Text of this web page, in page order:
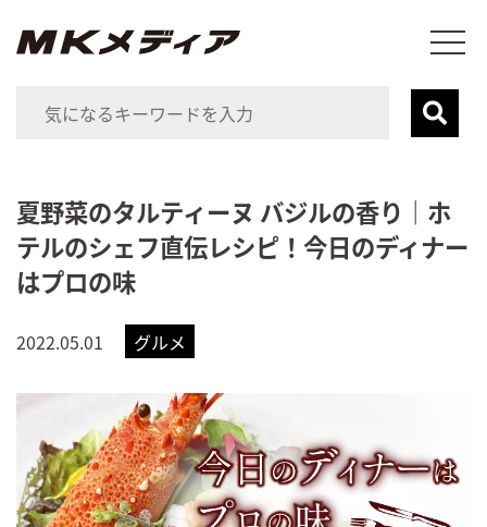
夏野菜のタルティーヌ バジルの香り｜ホ
テルのシェフ直伝レシピ！今日のディナー
はプロの味
2022.05.01 グルメ